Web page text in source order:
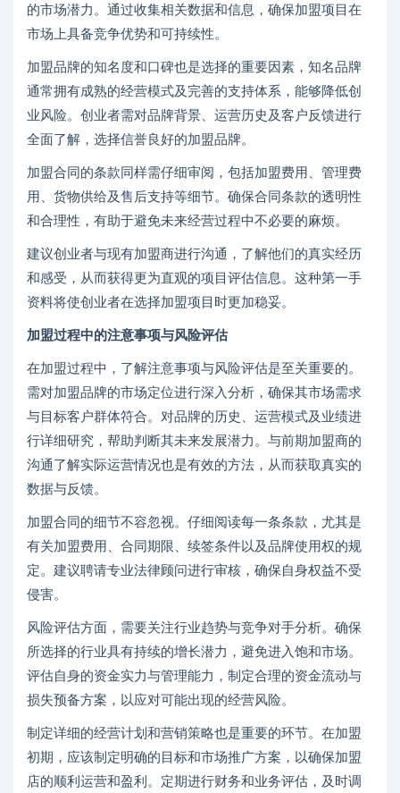
的市场潜力。通过收集相关数据和信息，确保加盟项目在
市场上具备竞争优势和可持续性。
加盟品牌的知名度和口碑也是选择的重要因素，知名品牌
通常拥有成熟的经营模式及完善的支持体系，能够降低创
业风险。创业者需对品牌背景、运营历史及客户反馈进行
全面了解，选择信誉良好的加盟品牌。
加盟合同的条款同样需仔细审阅，包括加盟费用、管理费
用、货物供给及售后支持等细节。确保合同条款的透明性
和合理性，有助于避免未来经营过程中不必要的麻烦。
建议创业者与现有加盟商进行沟通，了解他们的真实经历
和感受，从而获得更为直观的项目评估信息。这种第一手
资料将使创业者在选择加盟项目时更加稳妥。
加盟过程中的注意事项与风险评估
在加盟过程中，了解注意事项与风险评估是至关重要的。
需对加盟品牌的市场定位进行深入分析，确保其市场需求
与目标客户群体符合。对品牌的历史、运营模式及业绩进
行详细研究，帮助判断其未来发展潜力。与前期加盟商的
沟通了解实际运营情况也是有效的方法，从而获取真实的
数据与反馈。
加盟合同的细节不容忽视。仔细阅读每一条条款，尤其是
有关加盟费用、合同期限、续签条件以及品牌使用权的规
定。建议聘请专业法律顾问进行审核，确保自身权益不受
侵害。
风险评估方面，需要关注行业趋势与竞争对手分析。确保
所选择的行业具有持续的增长潜力，避免进入饱和市场。
评估自身的资金实力与管理能力，制定合理的资金流动与
损失预备方案，以应对可能出现的经营风险。
制定详细的经营计划和营销策略也是重要的环节。在加盟
初期，应该制定明确的目标和市场推广方案，以确保加盟
店的顺利运营和盈利。定期进行财务和业务评估，及时调